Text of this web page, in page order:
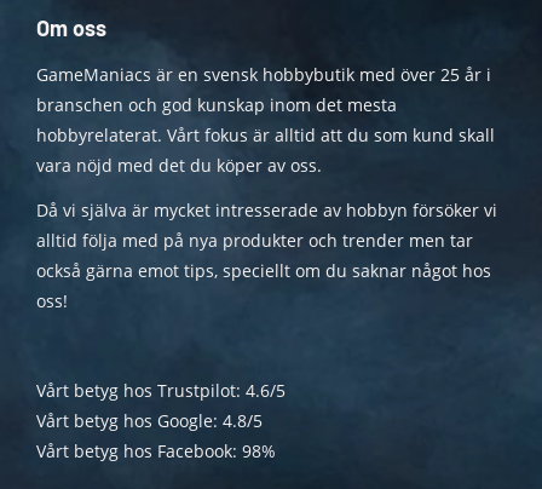
Om oss
GameManiacs är en svensk hobbybutik med över 25 år i
branschen och god kunskap inom det mesta
hobbyrelaterat. Vårt fokus är alltid att du som kund skall
vara nöjd med det du köper av oss.
Då vi själva är mycket intresserade av hobbyn försöker vi
alltid följa med på nya produkter och trender men tar
också gärna emot tips, speciellt om du saknar något hos
oss!
Vårt betyg hos Trustpilot: 4.6/5
Vårt betyg hos Google: 4.8/5
Vårt betyg hos Facebook: 98%